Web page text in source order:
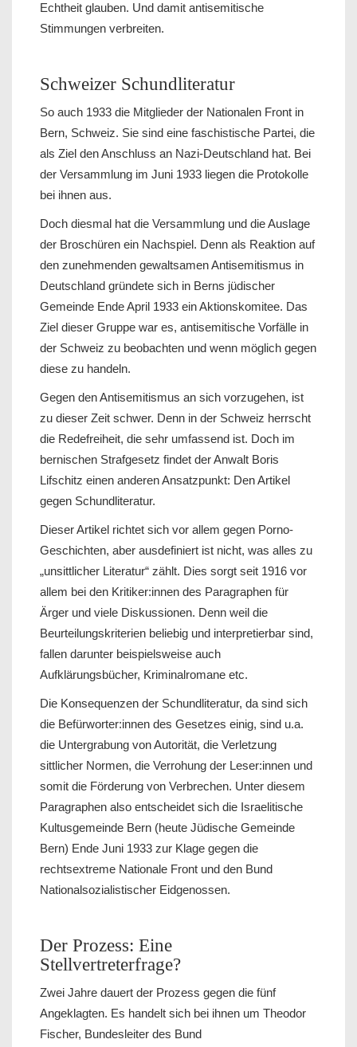
Echtheit glauben. Und damit antisemitische
Stimmungen verbreiten.
Schweizer Schundliteratur
So auch 1933 die Mitglieder der Nationalen Front in
Bern, Schweiz. Sie sind eine faschistische Partei, die
als Ziel den Anschluss an Nazi-Deutschland hat. Bei
der Versammlung im Juni 1933 liegen die Protokolle
bei ihnen aus.
Doch diesmal hat die Versammlung und die Auslage
der Broschüren ein Nachspiel. Denn als Reaktion auf
den zunehmenden gewaltsamen Antisemitismus in
Deutschland gründete sich in Berns jüdischer
Gemeinde Ende April 1933 ein Aktionskomitee. Das
Ziel dieser Gruppe war es, antisemitische Vorfälle in
der Schweiz zu beobachten und wenn möglich gegen
diese zu handeln.
Gegen den Antisemitismus an sich vorzugehen, ist
zu dieser Zeit schwer. Denn in der Schweiz herrscht
die Redefreiheit, die sehr umfassend ist. Doch im
bernischen Strafgesetz findet der Anwalt Boris
Lifschitz einen anderen Ansatzpunkt: Den Artikel
gegen Schundliteratur.
Dieser Artikel richtet sich vor allem gegen Porno-
Geschichten, aber ausdefiniert ist nicht, was alles zu
„unsittlicher Literatur“ zählt. Dies sorgt seit 1916 vor
allem bei den Kritiker:innen des Paragraphen für
Ärger und viele Diskussionen. Denn weil die
Beurteilungskriterien beliebig und interpretierbar sind,
fallen darunter beispielsweise auch
Aufklärungsbücher, Kriminalromane etc.
Die Konsequenzen der Schundliteratur, da sind sich
die Befürworter:innen des Gesetzes einig, sind u.a.
die Untergrabung von Autorität, die Verletzung
sittlicher Normen, die Verrohung der Leser:innen und
somit die Förderung von Verbrechen. Unter diesem
Paragraphen also entscheidet sich die Israelitische
Kultusgemeinde Bern (heute Jüdische Gemeinde
Bern) Ende Juni 1933 zur Klage gegen die
rechtsextreme Nationale Front und den Bund
Nationalsozialistischer Eidgenossen.
Der Prozess: Eine
Stellvertreterfrage?
Zwei Jahre dauert der Prozess gegen die fünf
Angeklagten. Es handelt sich bei ihnen um Theodor
Fischer, Bundesleiter des Bund